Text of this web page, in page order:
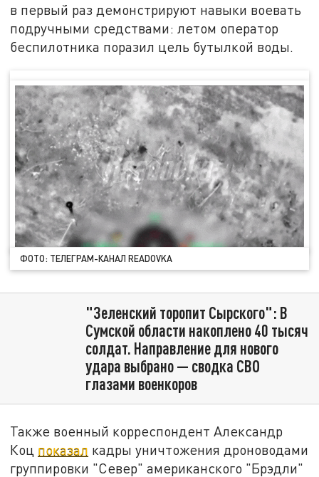
в первый раз демонстрируют навыки воевать
подручными средствами: летом оператор
беспилотника поразил цель бутылкой воды.
ФОТО: ТЕЛЕГРАМ-КАНАЛ READOVKA
"Зеленский торопит Сырского": В
Сумской области накоплено 40 тысяч
солдат. Направление для нового
удара выбрано — сводка СВО
глазами военкоров
Также военный корреспондент Александр
Коц показал кадры уничтожения дроноводами
группировки "Север" американского "Брэдли"